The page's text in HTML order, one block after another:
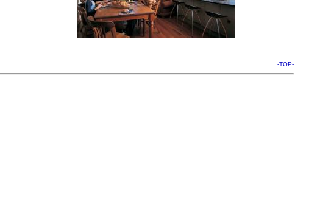
-TOP-